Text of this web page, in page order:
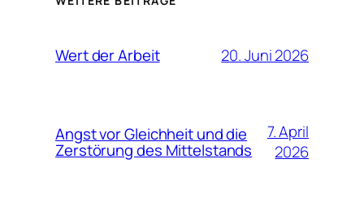
Wert der Arbeit 20. Juni 2026
Angst vor Gleichheit und die
Zerstörung des Mittelstands
7. April
2026